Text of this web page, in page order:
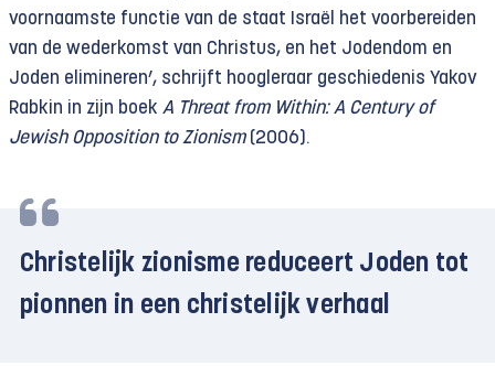
voornaamste functie van de staat Israël het voorbereiden
van de wederkomst van Christus, en het Jodendom en
Joden elimineren’, schrijft hoogleraar geschiedenis Yakov
Rabkin in zijn boek A Threat from Within: A Century of
Jewish Opposition to Zionism(2006).
Christelijk zionisme reduceert Joden tot
pionnen in een christelijk verhaal